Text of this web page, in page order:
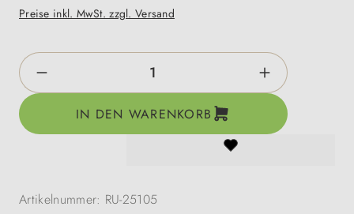
Preise inkl. MwSt. zzgl. Versand
Produkt Anzahl: Gib den gewünschten
IN DEN WARENKORB
Artikelnummer: RU-25105